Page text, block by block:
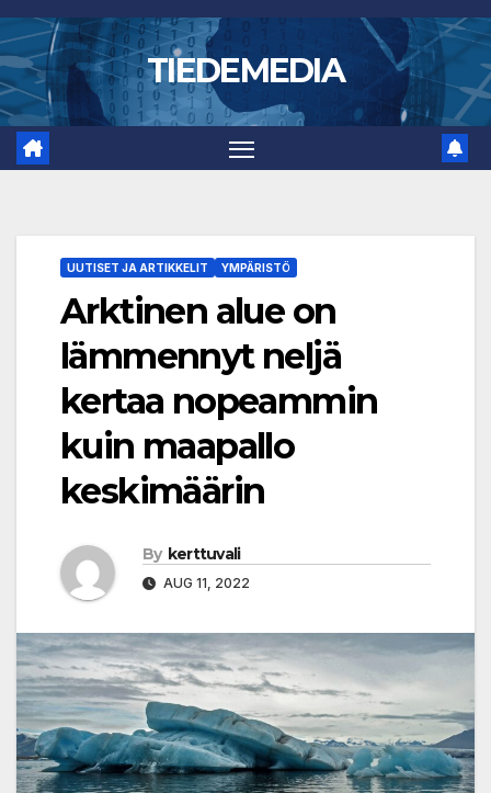
Skip
to
content
TIEDEMEDIA
UUTISET JA ARTIKKELIT YMPÄRISTÖ
Arktinen alue on
lämmennyt neljä
kertaa nopeammin
kuin maapallo
keskimäärin
By kerttuvali
AUG 11, 2022